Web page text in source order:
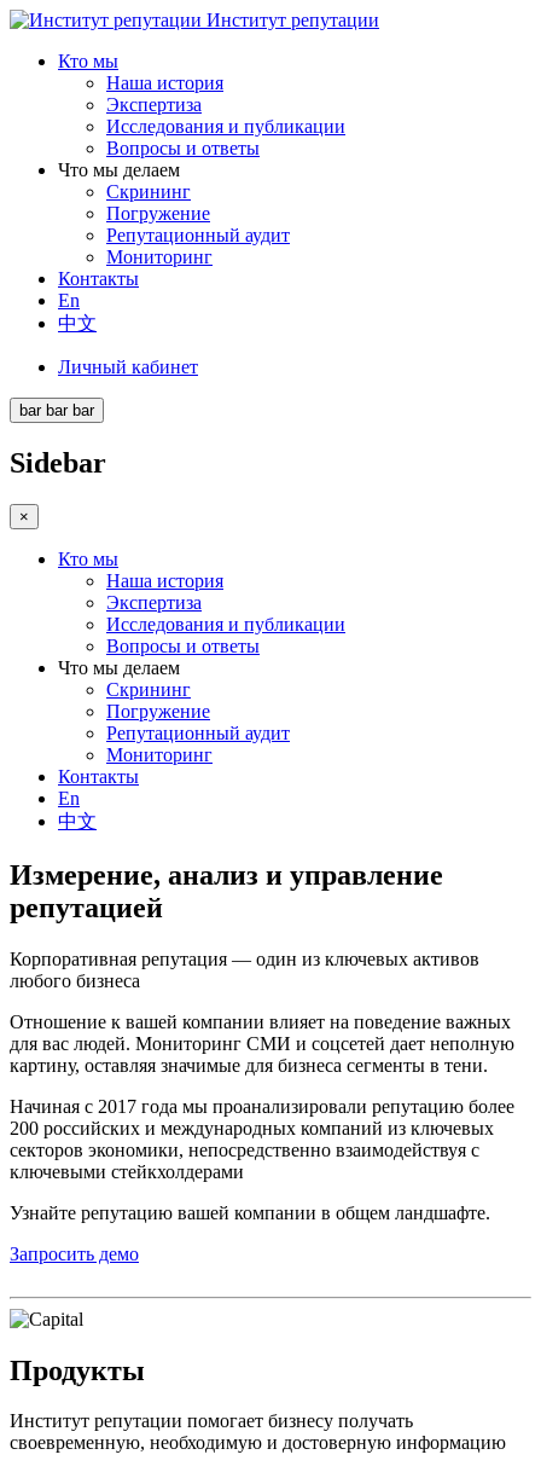
Институт репутации
Кто мы
Наша история
Экспертиза
Исследования и публикации
Вопросы и ответы
Что мы делаем
Скрининг
Погружение
Репутационный аудит
Мониторинг
Контакты
En
中文
Личный кабинет
bar bar bar
Sidebar
×
Кто мы
Наша история
Экспертиза
Исследования и публикации
Вопросы и ответы
Что мы делаем
Скрининг
Погружение
Репутационный аудит
Мониторинг
Контакты
En
中文
Измерение, анализ и управление
репутацией
Корпоративная репутация — один из ключевых активов
любого бизнеса
Отношение к вашей компании влияет на поведение важных
для вас людей. Мониторинг СМИ и соцсетей дает неполную
картину, оставляя значимые для бизнеса сегменты в тени.
Начиная с 2017 года мы проанализировали репутацию более
200 российских и международных компаний из ключевых
секторов экономики, непосредственно взаимодействуя с
ключевыми стейкхолдерами
Узнайте репутацию вашей компании в общем ландшафте.
Запросить демо
Продукты
Институт репутации помогает бизнесу получать
своевременную, необходимую и достоверную информацию